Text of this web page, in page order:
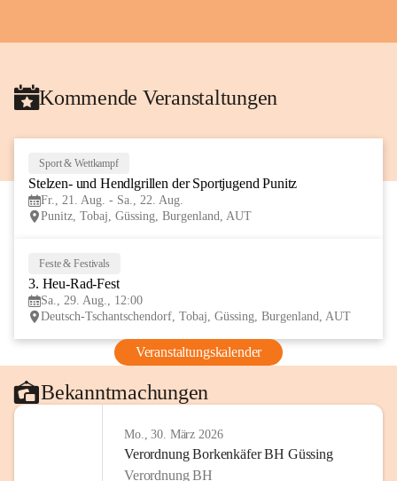
Kommende Veranstaltungen
Sport & Wettkampf
Stelzen- und Hendlgrillen der Sportjugend Punitz
Fr., 21. Aug. - Sa., 22. Aug.
Punitz, Tobaj, Güssing, Burgenland, AUT
Feste & Festivals
3. Heu-Rad-Fest
Sa., 29. Aug., 12:00
Deutsch-Tschantschendorf, Tobaj, Güssing, Burgenland, AUT
Veranstaltungskalender
Bekanntmachungen
Mo., 30. März 2026
Verordnung Borkenkäfer BH Güssing
Verordnung BH